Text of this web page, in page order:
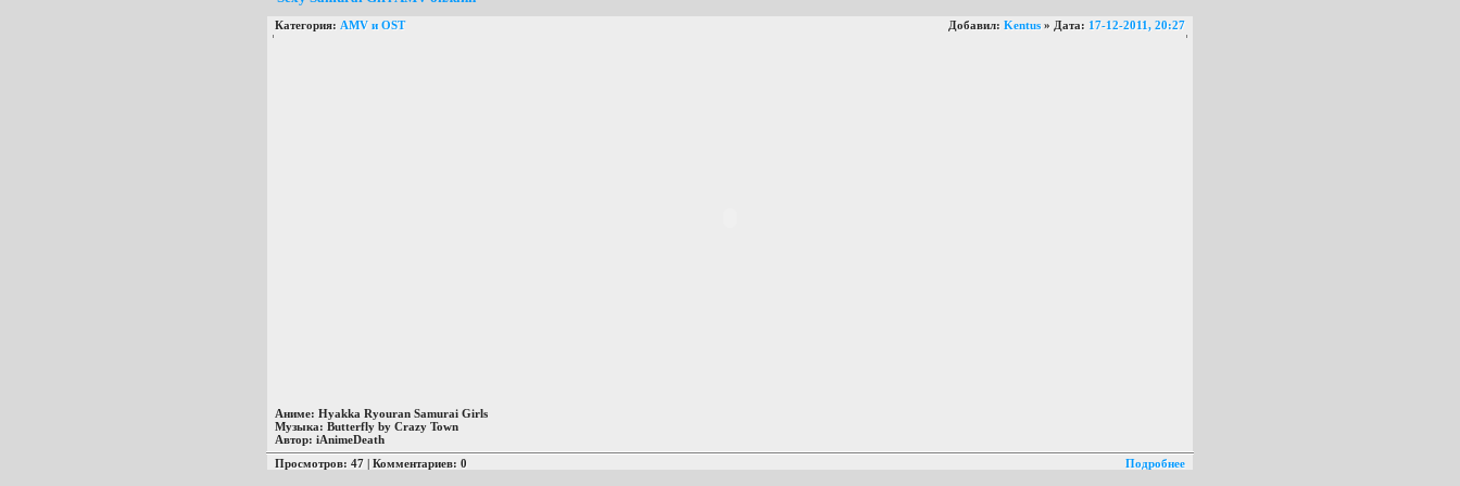
Добавил: Kentus » Дата: 17-12-2011, 20:27
Категория: AMV и OST
Аниме: Hyakka Ryouran Samurai Girls
Музыка: Butterfly by Crazy Town
Автор: iAnimeDeath
Подробнее
Просмотров: 47 | Комментариев: 0